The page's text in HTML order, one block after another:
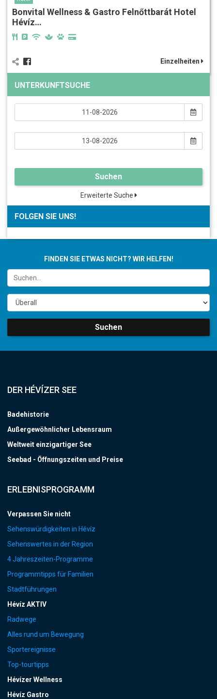
Bonvital Wellness & Gastro Felnőttbarát Hotel
Hévíz…
Einzelheiten
UNTERKUNFTSUCHE
Suchen
Erweiterte Suche
FOLGEN SIE UNS!
FINDEN SIE ETWAS NICHT? WIR HELFEN!
Suchen
DER HÉVÍZER SEE
Badehistorie
Außergewöhnlicher Lebensraum
Weltweit einzigartiger See
Seebad - Öffnungszeiten und Preise
ERLEBNISPROGRAMM
Verpassen Sie nicht
Sehenswürdigkeiten in Hévíz
Sehenswertes in der Region
4 Jahreszeiten-Programme
Programmtipps für Familien
Stadtführungen
Hévíz AKTIV
Radwege
Alles rund um Bewegung
Sportereignisse
Top-tourtipps
Hévízer Wellness
Hévíz Gastro